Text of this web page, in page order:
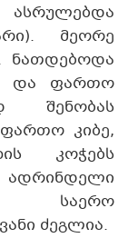
ასრულებდა
მეორე
ნათდებოდა
და ფართო
შენობას
კიბე,
კოჭებს
ადრინდელი
საერო
ძეგლია.